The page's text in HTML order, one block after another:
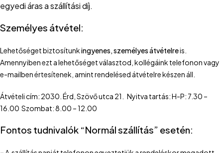
egyedi áras a szállítási díj.
Személyes átvétel:
Lehetőséget biztosítunkingyenes, személyes átvételreis.
Amennyiben ezt a lehetőséget választod, kollégáink telefonon vagy
e-mailben értesítenek, amint rendelésed átvételre készen áll.
Átvételi cím: 2030. Érd, Szövő utca 21. Nyitva tartás: H-P: 7.30 –
16.00 Szombat: 8.00 – 12.00
Fontos tudnivalók “Normál szállítás” esetén: